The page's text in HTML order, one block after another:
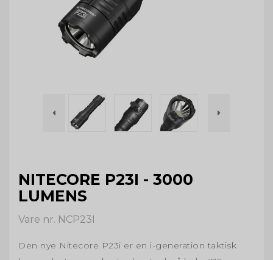
NITECORE P23I - 3000
LUMENS
Vare nr. NCP23I
Den nye Nitecore P23i er en i-generation taktisk